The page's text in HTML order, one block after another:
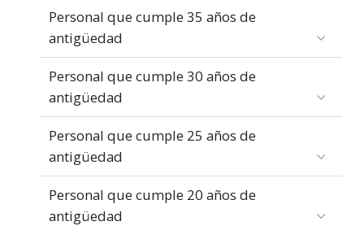
Personal que cumple 35 años de
antigüedad
Personal que cumple 30 años de
antigüedad
Personal que cumple 25 años de
antigüedad
Personal que cumple 20 años de
antigüedad